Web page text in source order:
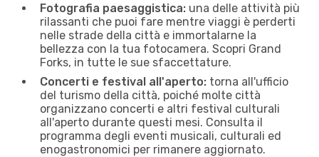
Fotografia paesaggistica: una delle attività più
rilassanti che puoi fare mentre viaggi è perderti
nelle strade della città e immortalarne la
bellezza con la tua fotocamera. Scopri Grand
Forks, in tutte le sue sfaccettature.
Concerti e festival all'aperto: torna all'ufficio
del turismo della città, poiché molte città
organizzano concerti e altri festival culturali
all'aperto durante questi mesi. Consulta il
programma degli eventi musicali, culturali ed
enogastronomici per rimanere aggiornato.